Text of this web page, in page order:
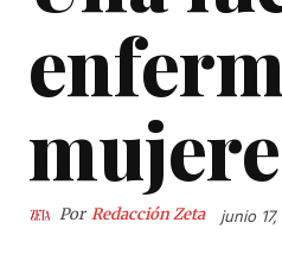
Por Redacción Zeta junio